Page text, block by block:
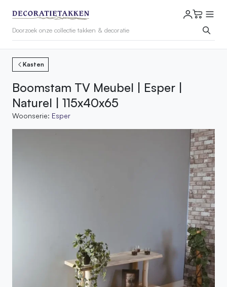
Kasten
Boomstam TV Meubel | Esper |
Naturel | 115x40x65
Woonserie: Esper